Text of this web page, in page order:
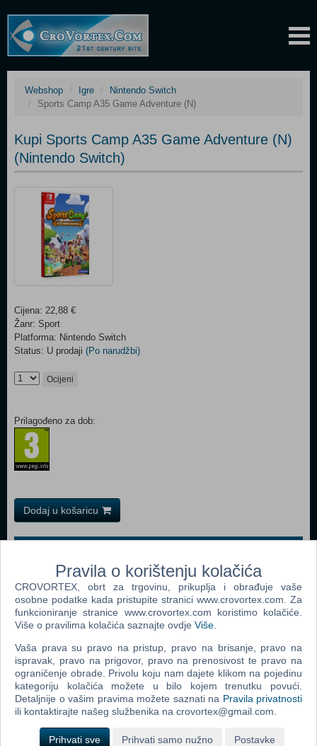
Webshop Igre
Nintendo Switch
Sports Camp A35 Game Adventure (N)
Kupi Sports Camp A35 Game Adventure (N)
(Nintendo Switch)
Cijena: 22,88 €
Žanr: Sport
Platforma: Nintendo Switch
Status: U prodaji (Po narudžbi)
Ocijeni
Prilagođeno za dob:
Dodaj u košaricu
RBI Baseball 2017 (N) (Nintendo Switch)
Carnival Games (Code in a box) (N) (Nintendo Switch)
Rocket League Collector’s Edition (N) (Nintendo Switch)
Go Vacation (N) (Nintendo Switch)
WWE 2K18 (N) (Nintendo Switch)
Pravila o korištenju kolačića
CROVORTEX, obrt za trgovinu, prikuplja i obrađuje vaše
osobne podatke kada pristupite stranici www.crovortex.com. Za
funkcioniranje stranice www.crovortex.com koristimo kolačiće.
Više o pravilima kolačića saznajte ovdje Više
Vaša prava su pravo na pristup, pravo na brisanje, pravo na
ispravak, pravo na prigovor, pravo na prenosivost te pravo na
ograničenje obrade. Privolu koju nam dajete klikom na pojedinu
kategoriju kolačića možete u bilo kojem trenutku povući.
Detaljnije o vašim pravima možete saznati na Pravila privatnosti
ili kontaktirajte našeg službenika na crovortex@gmail.com.
Prihvati sve Prihvati samo nužno Postavke